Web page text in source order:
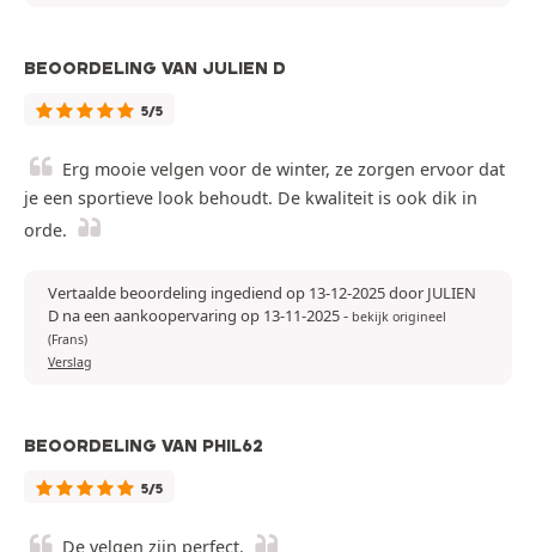
BEOORDELING VAN JULIEN D
5/5
Erg mooie velgen voor de winter, ze zorgen ervoor dat
je een sportieve look behoudt. De kwaliteit is ook dik in
orde.
Vertaalde beoordeling ingediend op 13-12-2025 door JULIEN
D na een aankoopervaring op 13-11-2025- bekijk origineel
(Frans)
Verslag
BEOORDELING VAN PHIL62
5/5
De velgen zijn perfect.